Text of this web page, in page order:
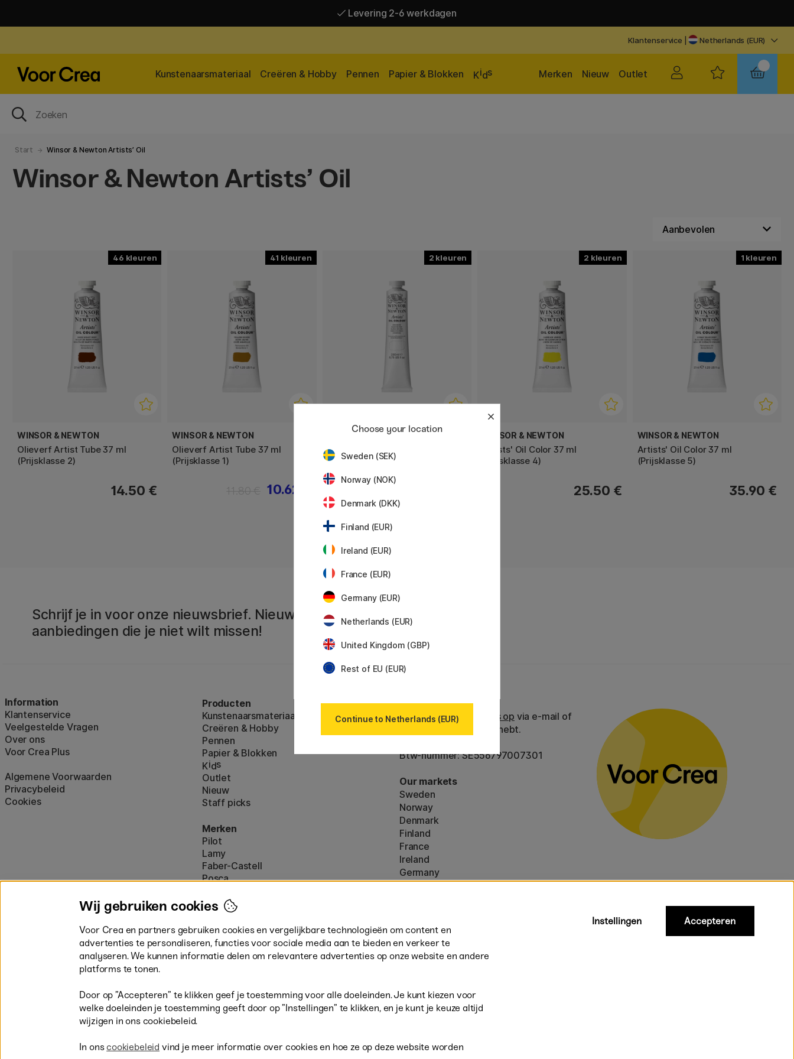
Levering 2-6 werkdagen
Klantenservice | Netherlands (EUR)
Kunstenaarsmateriaal Creëren & Hobby Pennen Papier & Blokken Kids Outlet
Nieuw
Merken
Start Winsor & Newton Artists’ Oil
Winsor & Newton Artists’ Oil
46
WINSOR & NEWTON
Olieverf Artist Tube 37 ml
(Prijsklasse 2)
14.50 €
41
WINSOR & NEWTON
Olieverf Artist Tube 37 ml
(Prijsklasse 1)
10.62 €
2
WINSOR & NEWTON
Olieverf Artist 200 ml
2
WINSOR & NEWTON
Artists' Oil Color 37 ml
(Prijsklasse 4)
25.50 €
1
WINSOR & NEWTON
Artists' Oil Color 37 ml
(Prijsklasse 5)
35.90 €
Schrijf je in voor onze nieuwsbrief. Nieuws en
aanbiedingen die je niet wilt missen!
Information
Klantenservice
Veelgestelde Vragen
Over ons
Voor Crea Plus
Algemene Voorwaarden
Privacybeleid
Cookies
Producten
Kunstenaarsmateriaal
Creëren & Hobby
Pennen
Papier & Blokken
Kids
Outlet
Nieuw
Staff picks
Merken
Pilot
Lamy
Faber-Castell
Posca
Alle merken (160)
Klantenservice
Neem contact met ons op via e-mail of
telefoon als je vragen hebt.
Btw-nummer: SE556797007301
Our markets
Sweden
Norway
Denmark
Finland
France
Ireland
Germany
UK
* Specifieke
volumineuze producten.
Snel en veilig met creditcard of iDEAL
Choose your location
Sweden (SEK)
Norway (NOK)
Denmark (DKK)
Finland (EUR)
Ireland (EUR)
France (EUR)
Germany (EUR)
Netherlands (EUR)
United Kingdom (GBP)
Rest of EU (EUR)
Continue to Netherlands (EUR)
Wij gebruiken cookies
Voor Crea en partners gebruiken cookies en vergelijkbare technologieën om content en
advertenties te personaliseren, functies voor sociale media aan te bieden en verkeer te
analyseren. We kunnen informatie delen om relevantere advertenties op onze website en andere
platforms te tonen.
Door op ”Accepteren” te klikken geef je toestemming voor alle doeleinden. Je kunt kiezen voor
welke doeleinden je toestemming geeft door op ”Instellingen” te klikken, en je kunt je keuze altijd
wijzigen in ons cookiebeleid.
In ons cookiebeleid vind je meer informatie over cookies en hoe ze op deze website worden
Instellingen Accepteren